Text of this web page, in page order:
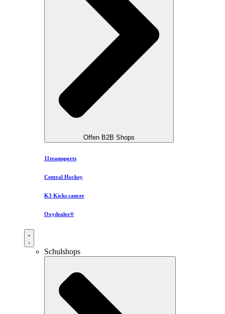
Offen B2B Shops
11teamsports
Central Hockey
K3 Kicks cancer
Oxydealer®
Schulshops